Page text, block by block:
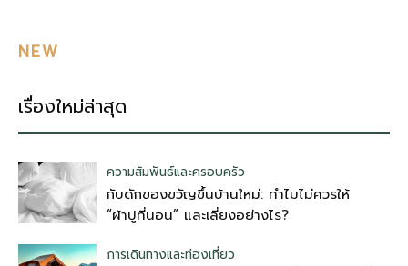
NEW
เรื่องใหม่ล่าสุด
ความสัมพันธ์และครอบครัว
กับดักของขวัญขึ้นบ้านใหม่: ทำไมไม่ควรให้
“ผ้าปูที่นอน” และเลี่ยงอย่างไร?
การเดินทางและท่องเที่ยว